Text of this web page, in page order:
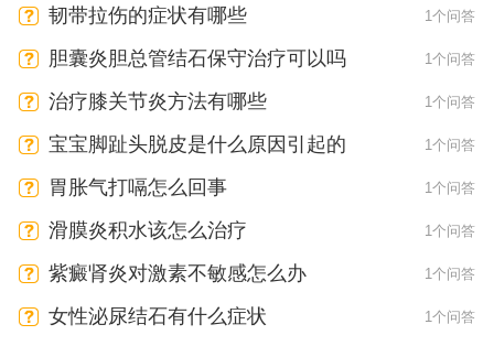
韧带拉伤的症状有哪些 1个问答
胆囊炎胆总管结石保守治疗可以吗 1个问答
治疗膝关节炎方法有哪些 1个问答
宝宝脚趾头脱皮是什么原因引起的 1个问答
胃胀气打嗝怎么回事 1个问答
滑膜炎积水该怎么治疗 1个问答
紫癜肾炎对激素不敏感怎么办 1个问答
女性泌尿结石有什么症状 1个问答